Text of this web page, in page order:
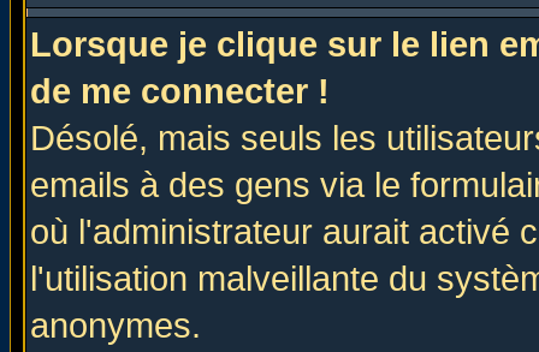
Lorsque je clique sur le lien
de me connecter !
Désolé, mais seuls les
emails à des gens via le
où l'administrateur aurait activé
l'utilisation malveillante du
anonymes.